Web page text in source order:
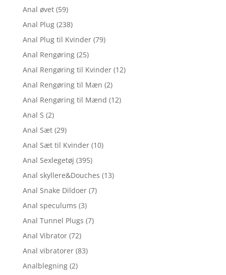
Anal øvet (59)
Anal Plug (238)
Anal Plug til Kvinder (79)
Anal Rengøring (25)
Anal Rengøring til Kvinder (12)
Anal Rengøring til Mæn (2)
Anal Rengøring til Mænd (12)
Anal S (2)
Anal Sæt (29)
Anal Sæt til Kvinder (10)
Anal Sexlegetøj (395)
Anal skyllere&Douches (13)
Anal Snake Dildoer (7)
Anal speculums (3)
Anal Tunnel Plugs (7)
Anal Vibrator (72)
Anal vibratorer (83)
Analblegning (2)